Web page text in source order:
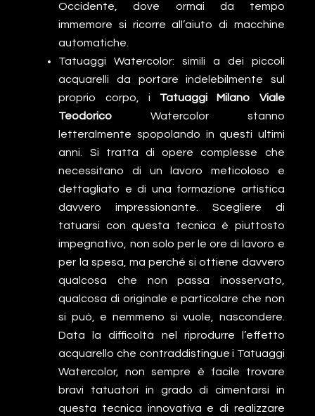
Occidente, dove ormai da tempo
immemore si ricorre all’aiuto di macchine
automatiche.
Tatuaggi Watercolor: simili a dei piccoli
acquarelli da portare indelebilmente sul
proprio corpo, i Tatuaggi Milano Viale
Teodorico Watercolor stanno
letteralmente spopolando in questi ultimi
anni. Si tratta di opere complesse che
necessitano di un lavoro meticoloso e
dettagliato e di una formazione artistica
davvero impressionante. Scegliere di
tatuarsi con questa tecnica è piuttosto
impegnativo, non solo per le ore di lavoro e
per la spesa, ma perché si ottiene davvero
qualcosa che non passa inosservato,
qualcosa di originale e particolare che non
si può, e nemmeno si vuole, nascondere.
Data la difficoltà nel riprodurre l’effetto
acquarello che contraddistingue i Tatuaggi
Watercolor, non sempre è facile trovare
bravi tatuatori in grado di cimentarsi in
questa tecnica innovativa e di realizzare